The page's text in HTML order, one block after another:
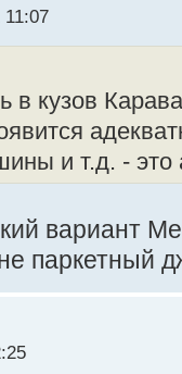
в кузов
и т.д. - это
вариант
паркетный